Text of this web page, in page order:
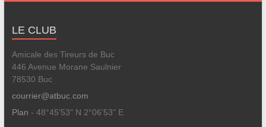
LE CLUB
Amicale des Tireurs de Buc
446 Avenue Morane Saulnier
78530 Buc
courrier@atbuc.com
Plan - 48°45'53" N 2°06'53" E